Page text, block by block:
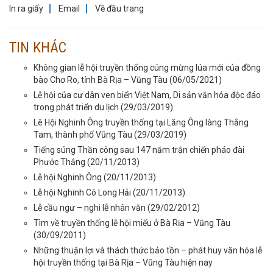
In ra giấy Email Về đầu trang
TIN KHÁC
Không gian lễ hội truyền thống cúng mừng lúa mới của đồng
bào Chơ Ro, tỉnh Bà Rịa – Vũng Tàu (06/05/2021)
Lễ hội của cư dân ven biển Việt Nam, Di sản văn hóa độc đáo
trong phát triển du lịch (29/03/2019)
Lê Hội Nghinh Ông truyền thống tại Lăng Ông làng Thắng
Tam, thành phố Vũng Tàu (29/03/2019)
Tiếng súng Thần công sau 147 năm trận chiến pháo đài
Phước Thắng (20/11/2013)
Lễ hội Nghinh Ông (20/11/2013)
Lễ hội Nghinh Cô Long Hải (20/11/2013)
Lễ cầu ngư – nghi lễ nhân văn (29/02/2012)
Tìm về truyền thống lễ hội miếu ở Bà Rịa – Vũng Tàu
(30/09/2011)
Những thuận lợi và thách thức bảo tồn – phát huy văn hóa lễ
hội truyền thống tại Bà Rịa – Vũng Tàu hiện nay